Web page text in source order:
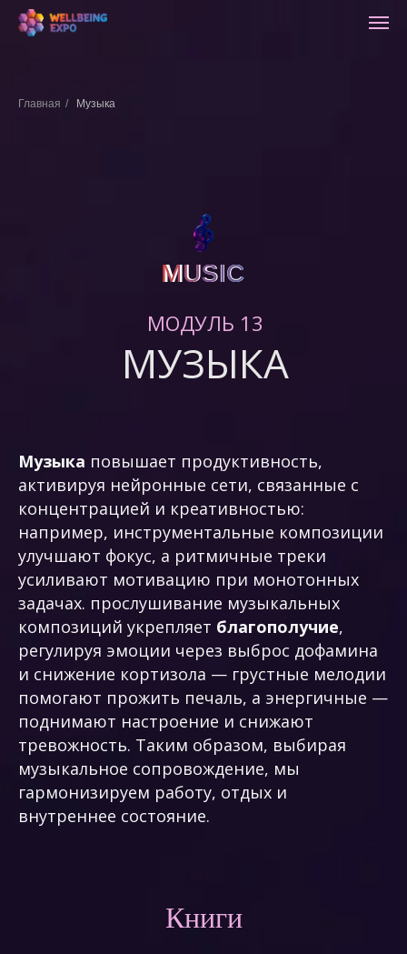
Главная / Музыка
MUSIC
MUSIC
МУЗЫКА
МОДУЛЬ 13
Музыка повышает продуктивность,
активируя нейронные сети, связанные с
концентрацией и креативностью:
например, инструментальные композиции
улучшают фокус, а ритмичные треки
усиливают мотивацию при монотонных
задачах. прослушивание музыкальных
композиций укрепляет благополучие,
регулируя эмоции через выброс дофамина
и снижение кортизола — грустные мелодии
помогают прожить печаль, а энергичные —
поднимают настроение и снижают
тревожность. Таким образом, выбирая
музыкальное сопровождение, мы
гармонизируем работу, отдых и
внутреннее состояние.
Книги